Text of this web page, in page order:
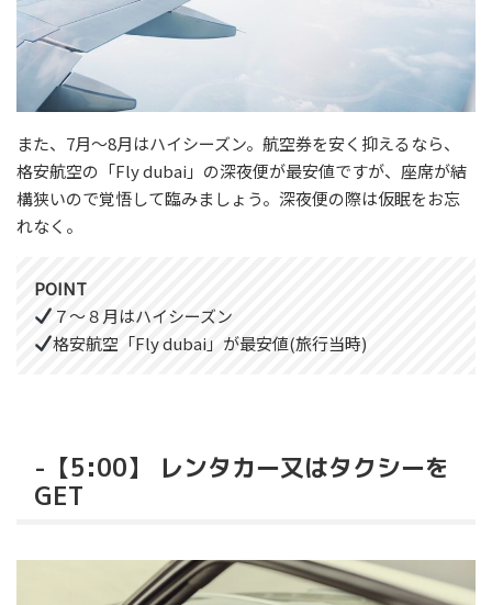
また、7月～8月はハイシーズン。航空券を安く抑えるなら、
格安航空の「Fly dubai」の深夜便が最安値ですが、座席が結
構狭いので覚悟して臨みましょう。深夜便の際は仮眠をお忘
れなく。
POINT
７～８月はハイシーズン
格安航空「Fly dubai」が最安値(旅行当時)
-【5:00】 レンタカー又はタクシーを
GET